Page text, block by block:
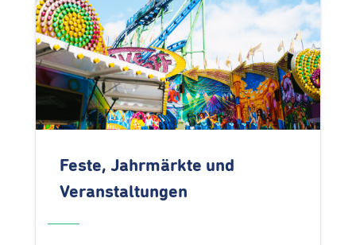
Feste, Jahrmärkte und
Veranstaltungen